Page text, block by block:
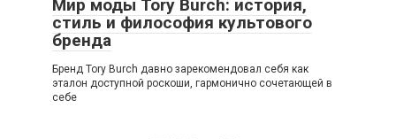
Мир моды Tory Burch: история,
стиль и философия культового
бренда
Бренд Tory Burch давно зарекомендовал себя как
эталон доступной роскоши, гармонично сочетающей в
себе